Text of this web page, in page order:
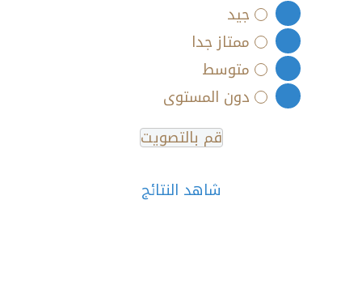
جيد
ممتاز جدا
متوسط
دون المستوى
شاهد النتائج